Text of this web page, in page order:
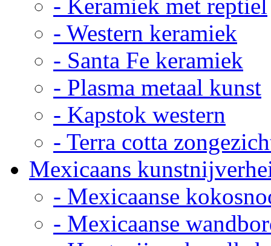
- Keramiek met reptiel
- Western keramiek
- Santa Fe keramiek
- Plasma metaal kunst
- Kapstok western
- Terra cotta
Mexicaans
- Mexicaanse
- Mexicaanse